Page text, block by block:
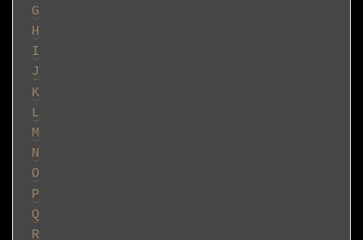
G
H
I
J
K
L
M
N
O
P
Q
R